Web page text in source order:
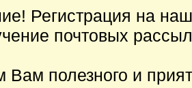
Регистрация на
почтовых
Вам полезного и